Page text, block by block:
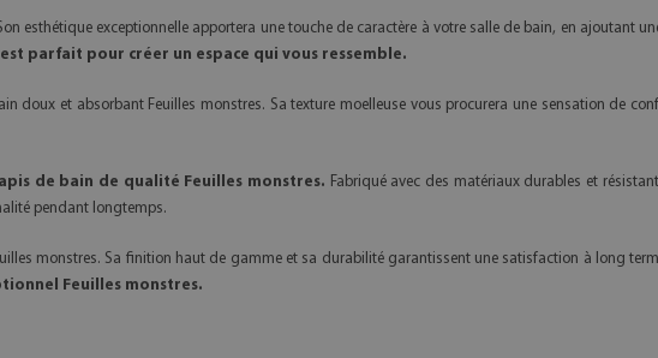
esthétique exceptionnelle apportera une touche de caractère à votre salle de bain, en ajoutant
parfait pour créer un espace qui vous ressemble.
doux et absorbant Feuilles monstres. Sa texture moelleuse vous procurera une sensation de
de bain de qualité Feuilles monstres. Fabriqué avec des matériaux durables et
pendant longtemps.
monstres. Sa finition haut de gamme et sa durabilité garantissent une satisfaction à long
Feuilles monstres.